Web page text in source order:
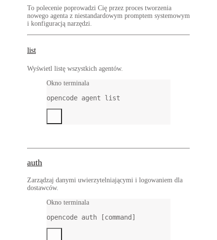
To polecenie poprowadzi Cię przez proces tworzenia
nowego agenta z niestandardowym promptem systemowym
i konfiguracją narzędzi.
list
Wyświetl listę wszystkich agentów.
Okno terminala
opencode agent list
auth
Zarządzaj danymi uwierzytelniającymi i logowaniem dla
dostawców.
Okno terminala
opencode auth [command]